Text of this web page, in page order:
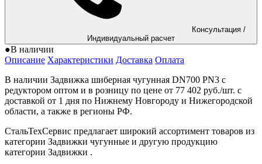
Консультация /
Индивидуальный расчет
●В наличии
Описание Характеристики Доставка Оплата
В наличии Задвижка шиберная чугунная DN700 PN3 с
редуктором оптом и в розницу по цене от 77 402 руб./шт. с
доставкой от 1 дня по Нижнему Новгороду и Нижегородской
области, а также в регионы РФ.
СтальТехСервис предлагает широкий ассортимент товаров из
категории Задвижки чугунные и другую продукцию
категории Задвижки .